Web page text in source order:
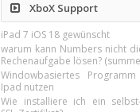
XboX Support
iPad 7 iOS 18 gewünscht
warum kann Numbers nicht
Rechenaufgabe lösen?
Windowbasiertes
Ipad nutzen
Wie installiere ich ein